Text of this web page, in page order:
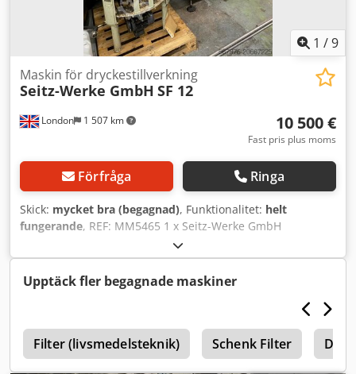
1 /9
London 1 507 km
Maskin för dryckestillverkning
Seitz-Werke GmbH SF 12
10 500 €
Fast pris plus moms
Förfråga Ringa
Skick: mycket bra (begagnad), Funktionalitet: helt
fungerande, REF: MM5465 1 x Seitz-Werke GmbH
flaskfyllningsmaskin. Matad av mottryckstank. Tillverkare:
Seitz-Werke GmbH Modell: SF 12 Tillverkningsår: 1961
(renoverad sedan dess) Kapacitet: upp till 1200
flaskor/timme (beroende på fyllnadsvolym)
Fyllningsområde: variabelt (alla flaskstorlekar som passar i
hållarna) Totalmått: 1100 mm diameter x 2350 mm höjd
Cedpfex A A I Hsx Aphsha Senast använd i mars 2023.
Upptäck fler begagnade maskiner
Filter (livsmedelsteknik) Schenk Filter